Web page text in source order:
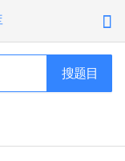

搜题目